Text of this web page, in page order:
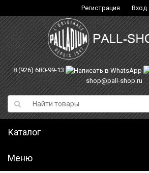
Регистрация Вход
8 (926) 680-99-13
shop@pall-shop.ru
Каталог
Меню